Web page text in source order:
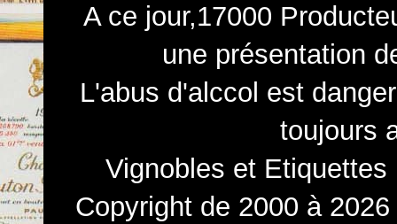
A ce jour,17000
une présentation
L'abus d'alccol est
toujours
Vignobles et
Copyright de 2000 à